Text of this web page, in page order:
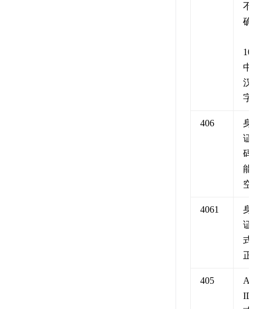
不正
确
10个
中文
汉
字）
406
身份
证号
码不
能为
空
4061
身份
证格
式不
正确
405
API
ID